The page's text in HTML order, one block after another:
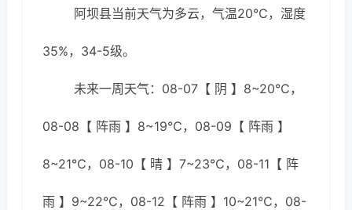
阿坝县当前天气为多云，气温20℃，湿度
35%，34-5级。
未来一周天气：08-07【 阴 】8~20℃，
08-08【 阵雨 】8~19℃，08-09【 阵雨 】
8~21℃，08-10【 晴 】7~23℃，08-11【 阵
雨 】9~22℃，08-12【 阵雨 】10~21℃，08-